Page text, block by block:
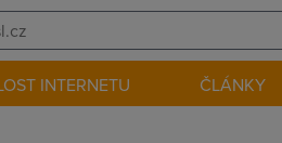
INTERNETU ČLÁNKY